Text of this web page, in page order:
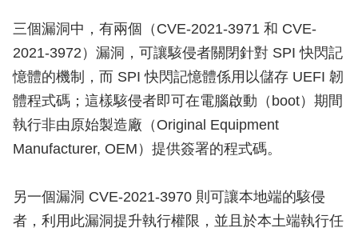
三個漏洞中，有兩個（CVE-2021-3971 和 CVE-
2021-3972）漏洞，可讓駭侵者關閉針對 SPI 快閃記
憶體的機制，而 SPI 快閃記憶體係用以儲存 UEFI 韌
體程式碼；這樣駭侵者即可在電腦啟動（boot）期間
執行非由原始製造廠（Original Equipment
Manufacturer, OEM）提供簽署的程式碼。
另一個漏洞 CVE-2021-3970 則可讓本地端的駭侵
者，利用此漏洞提升執行權限，並且於本土端執行任